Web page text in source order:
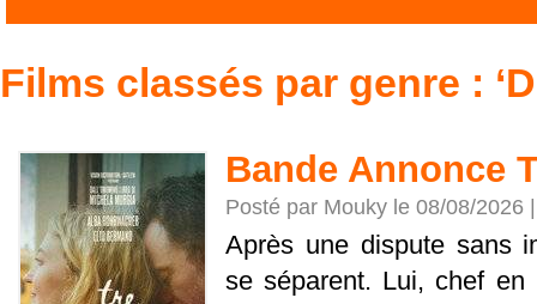
Films classés par genre :
Bande Annonce
Posté par Mouky le 08/08/2026
Après une dispute sans
se séparent. Lui, chef en